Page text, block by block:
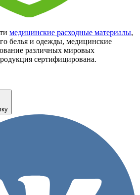
медицинские расходные материалы,
белья и одежды, медицинские
различных мировых
сертифицирована.